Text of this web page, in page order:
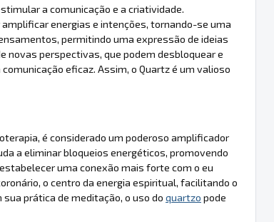
a comunicação e a criatividade.
amplificar energias e intenções, tornando-se uma
permitindo uma expressão de ideias
novas perspectivas, que podem desbloquear e
eficaz. Assim, o Quartz é um valioso
é considerado um poderoso amplificador
a eliminar bloqueios energéticos, promovendo
uma conexão mais forte com o eu
o centro da energia espiritual, facilitando o
prática de meditação, o uso do quartzo pode